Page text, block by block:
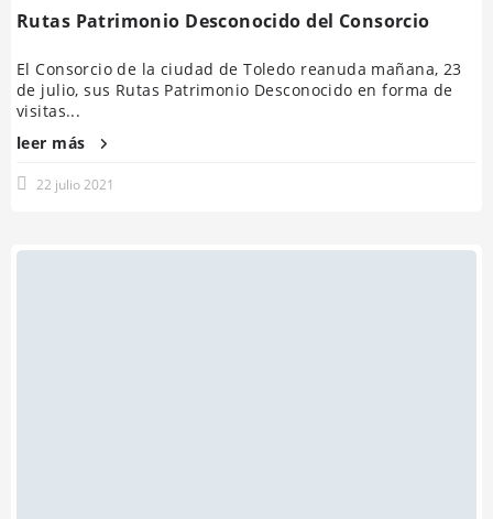
Rutas Patrimonio Desconocido del Consorcio
El Consorcio de la ciudad de Toledo reanuda mañana, 23
de julio, sus Rutas Patrimonio Desconocido en forma de
visitas...
leer más
22 julio 2021